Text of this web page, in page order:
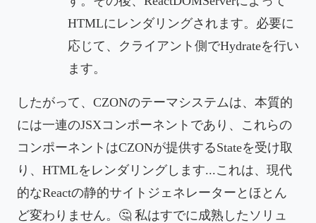
HTMLにレンダリングされます。必要に
応じて、クライアント側でHydrateを行い
ます。
したがって、CZONのテーマシステムは、本質的
には一連のJSXコンポーネントであり、これらの
コンポーネントはCZONが提供するStateを受け取
り、HTMLをレンダリングします...これは、現代
的なReactの静的サイトジェネレーターとほとん
ど変わりません。🤔 私はすでに成熟したソリュ